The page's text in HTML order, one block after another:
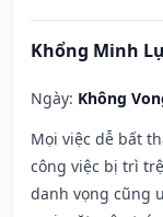
Khổng Minh
Ngày: Không
Mọi việc dễ bất
công việc bị trì
danh vọng cũng